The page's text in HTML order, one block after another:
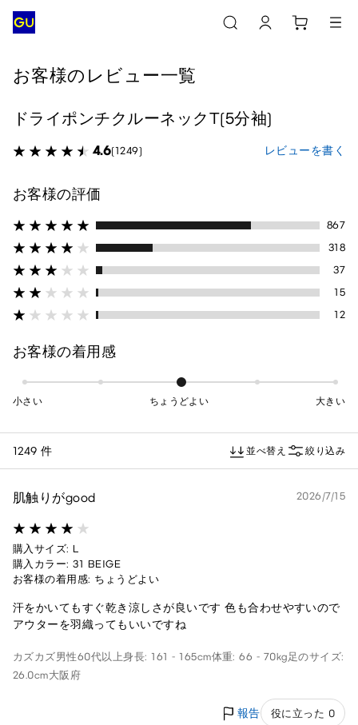
お客様のレビュー一覧
ドライポンチクルーネックT(5分袖)
4.6(1249) レビューを書く
お客様の評価
867
318
37
15
12
お客様の着用感
小さい ちょうどよい 大きい
1249 件 並べ替え 絞り込み
肌触りがgood 2026/7/15
購入サイズ: L
購入カラー: 31 BEIGE
お客様の着用感: ちょうどよい
汗をかいてもすぐ乾き涼しさが良いです 色も合わせやすいので
アウターを羽織ってもいいですね
カズカズ男性60代以上身長: 161 - 165cm体重: 66 - 70kg足のサイズ:
26.0cm大阪府
報告 役に立った 0